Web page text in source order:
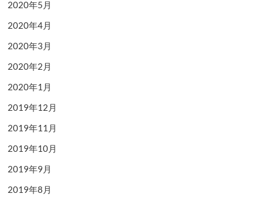
2020年5月
2020年4月
2020年3月
2020年2月
2020年1月
2019年12月
2019年11月
2019年10月
2019年9月
2019年8月